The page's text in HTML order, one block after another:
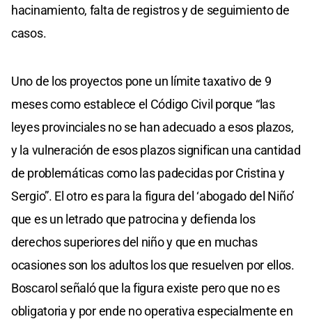
hacinamiento, falta de registros y de seguimiento de
casos.
Uno de los proyectos pone un límite taxativo de 9
meses como establece el Código Civil porque “las
leyes provinciales no se han adecuado a esos plazos,
y la vulneración de esos plazos significan una cantidad
de problemáticas como las padecidas por Cristina y
Sergio”. El otro es para la figura del ‘abogado del Niño’
que es un letrado que patrocina y defienda los
derechos superiores del niño y que en muchas
ocasiones son los adultos los que resuelven por ellos.
Boscarol señaló que la figura existe pero que no es
obligatoria y por ende no operativa especialmente en